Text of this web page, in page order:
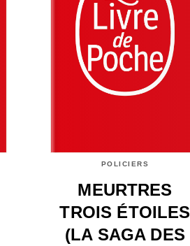
POLICIERS
MEURTRES
TROIS ÉTOILES
(LA SAGA DES